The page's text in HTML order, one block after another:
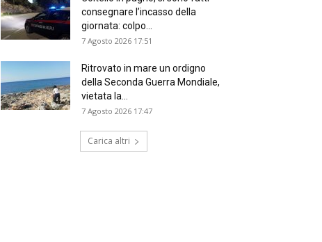
consegnare l’incasso della
giornata: colpo...
7 Agosto 2026 17:51
Ritrovato in mare un ordigno
della Seconda Guerra Mondiale,
vietata la...
7 Agosto 2026 17:47
Carica altri